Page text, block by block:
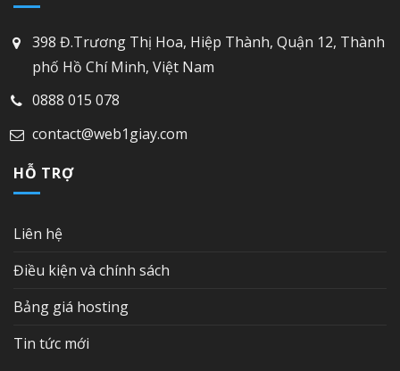
398 Đ.Trương Thị Hoa, Hiệp Thành, Quận 12, Thành
phố Hồ Chí Minh, Việt Nam
0888 015 078
contact@web1giay.com
HỖ TRỢ
Liên hệ
Điều kiện và chính sách
Bảng giá hosting
Tin tức mới